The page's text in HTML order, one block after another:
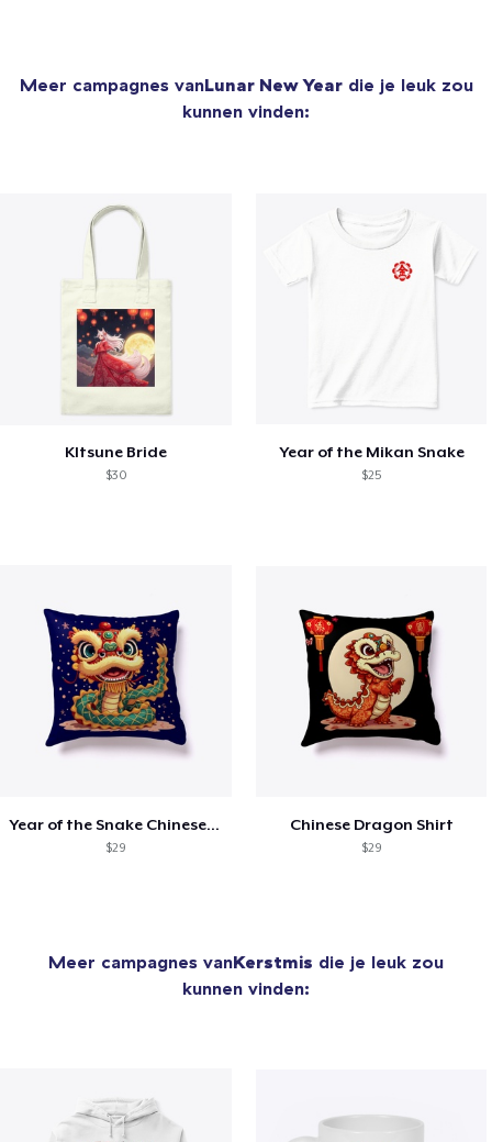
Meer campagnes vanLunar New Yeardie je leuk zou
kunnen vinden:
KItsune Bride
$30
Year of the Mikan Snake
$25
Year of the Snake Chinese New Year
$29
Chinese Dragon Shirt
$29
Meer campagnes vanKerstmis die je leuk zou
kunnen vinden: